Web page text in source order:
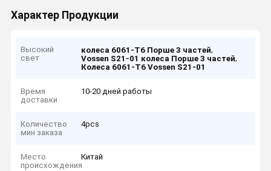
Характер Продукции
Высокий
свет
колеса 6061-T6 Порше 3 частей,
Vossen S21-01 колеса Порше 3 частей,
Колеса 6061-T6 Vossen S21-01
Время
доставки
10-20 дней работы
Количество
мин заказа
4pcs
Место
происхождения
Китай